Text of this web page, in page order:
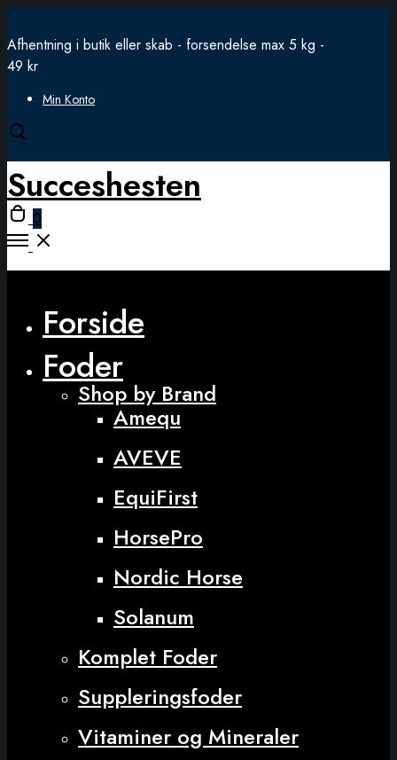
Afhentning i butik eller skab - forsendelse max 5 kg -
49 kr
Min Konto
Open
modal
Succeshesten
Open
cart
0
Open
Forside
Foder
Shop by Brand
Amequ
AVEVE
EquiFirst
HorsePro
Nordic Horse
Solanum
Komplet Foder
Suppleringsfoder
Vitaminer og Mineraler